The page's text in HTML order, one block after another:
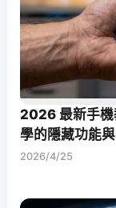
2026 最新手
學的隱藏功能
2026/4/25